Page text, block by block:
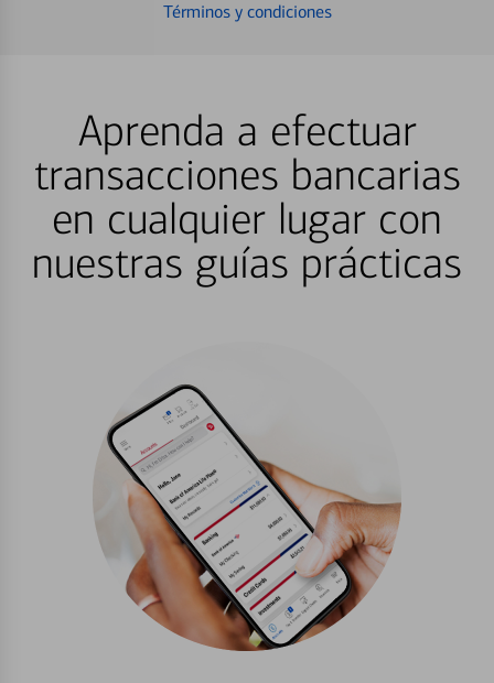
Términos y condiciones
Aprenda a efectuar
transacciones bancarias
en cualquier lugar con
nuestras guías prácticas